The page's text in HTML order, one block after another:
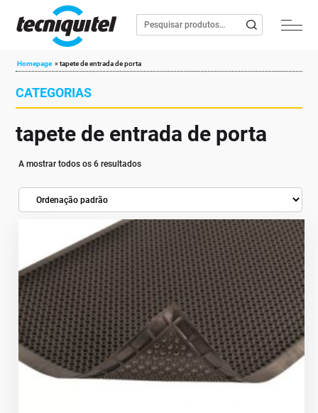
Homepage »tapete de entrada de porta
CATEGORIAS
tapete de entrada de porta
A mostrar todos os 6 resultados